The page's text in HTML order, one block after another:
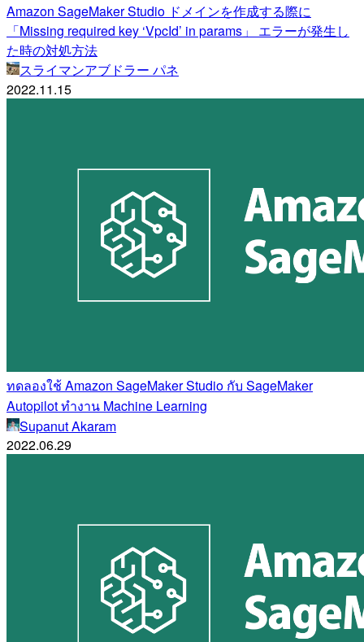
Amazon SageMaker Studio ドメインを作成する際に
「Missing required key ‘VpcId’ in params」 エラーが発生し
た時の対処方法
スライマンアブドラー パネ
2022.11.15
ทดลองใช้ Amazon SageMaker Studio กับ SageMaker
Autopilot ทำงาน Machine Learning
Supanut Akaram
2022.06.29